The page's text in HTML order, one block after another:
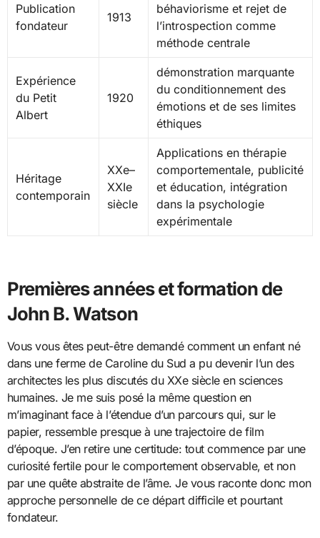
Publication
fondateur
1913
béhaviorisme et rejet de
l’introspection comme
méthode centrale
Expérience
du Petit
Albert
1920
démonstration marquante
du conditionnement des
émotions et de ses limites
éthiques
Héritage
contemporain
XXe–
XXIe
siècle
Applications en thérapie
comportementale, publicité
et éducation, intégration
dans la psychologie
expérimentale
Premières années et formation de
John B. Watson
Vous vous êtes peut-être demandé comment un enfant né
dans une ferme de Caroline du Sud a pu devenir l’un des
architectes les plus discutés du XXe siècle en sciences
humaines. Je me suis posé la même question en
m’imaginant face à l’étendue d’un parcours qui, sur le
papier, ressemble presque à une trajectoire de film
d’époque. J’en retire une certitude: tout commence par une
curiosité fertile pour le comportement observable, et non
par une quête abstraite de l’âme. Je vous raconte donc mon
approche personnelle de ce départ difficile et pourtant
fondateur.